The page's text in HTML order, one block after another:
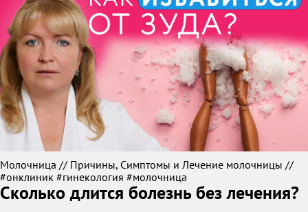
Молочница // Причины, Симптомы и Лечение молочницы //
#онклиник #гинекология #молочница
Сколько длится болезнь без лечения?